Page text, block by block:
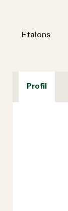
Etalons
Profil